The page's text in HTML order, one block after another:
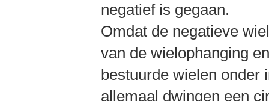
negatief is gegaan.
Omdat de negatieve
van de wielophanging
bestuurde wielen onder
allemaal dwingen een